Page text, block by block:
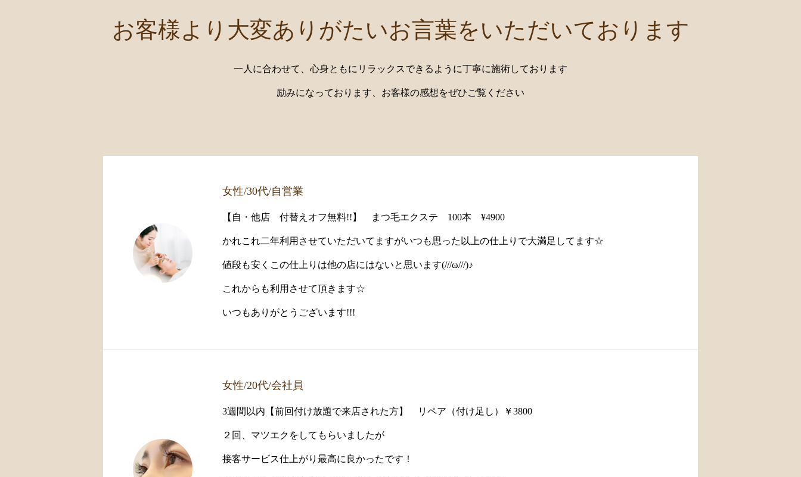
お客様より大変ありがたいお言葉をいただいております
一人に合わせて、心身ともにリラックスできるように丁寧に施術しております
励みになっております、お客様の感想をぜひご覧ください
女性/30代/自営業
【自・他店 付替えオフ無料!!】 まつ毛エクステ 100本 ¥4900
かれこれ二年利用させていただいてますがいつも思った以上の仕上りで大満足してます☆
値段も安くこの仕上りは他の店にはないと思います(///ω///)♪
これからも利用させて頂きます☆
いつもありがとうございます!!!
女性/20代/会社員
3週間以内【前回付け放題で来店された方】 リペア（付け足し）￥3800
２回、マツエクをしてもらいましたが
接客サービス仕上がり最高に良かったです！